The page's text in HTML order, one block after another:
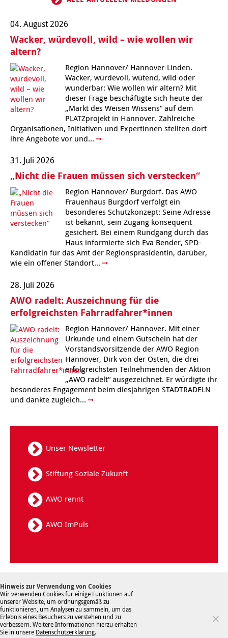
04. August 2026
Wacker, würdevoll, wild – wie wollen wir
altern?
Region Hannover/ Hannover-Linden.
Wacker, würdevoll, wütend, wild oder
wunderbar: Wie wollen wir altern? Mit
dieser Frage beschäftigte sich heute der
„Markt des Weisen Wissens“ auf dem
PLATZprojekt in Hannover. Zahlreiche
Organisationen, Initiativen und Expertinnen stellten dort
ihre Angebote vor und...
31. Juli 2026
„Nicht die Frauen müssen sich verstecken“
Region Hannover/ Burgdorf. Das AWO
Frauenhaus Burgdorf verfolgt ein
besonderes Schutzkonzept: Seine Adresse
ist bekannt, sein Zugang konsequent
gesichert. Bei einem Rundgang durch das
Haus informierte sich Eva Bender, SPD-
Kandidatin für das Amt der Regionspräsidentin, darüber,
wie ein offener Standort...
28. Juli 2026
AWO radelt: Auszeichnung für die
erfolgreichsten Fahrradfahrer*innen
Region Hannover/ Hannover. Mit einer
Urkunde und einem Gutschein hat der
Vorstandsvorsitzende der AWO Region
Hannover, Dirk von der Osten, die drei
erfolgreichsten Teilnehmenden der Aktion
„AWO radelt“ ausgezeichnet. Er würdigte ihr
besonderes Engagement beim diesjährigen STADTRADELN
und dankte zugleich...
Unser Newsletter
Stiftung Soziale Zukunft
AWO rennt
AWO ImPuls
Hinweisgebersystem
Hinweis zur Verwendung von Cookies
Wir verwenden Cookies für einige Funktionen auf
unserer Website, um ordnungsgemäß zu
funktionieren, um Analysen zu sammeln, um das
Erlebnis eines Besuchers zu verstehen und zu
verbessern. Weitere Informationen hierzu erhalten
Sie in unsere Datenschutzerklärung.